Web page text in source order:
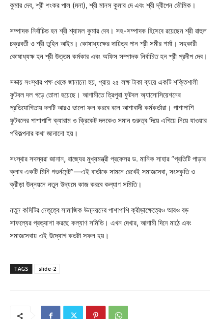
কুমার দেব, শ্রী শংকর পাল (মনা), শ্রী মানস কুমার দে এবং শ্রী দ্বীপেন ভৌমিক।
সম্পাদক নির্বাচিত হন শ্রী শ্যামল কুমার দেব। সহ-সম্পাদক হিসেবে রয়েছেন শ্রী রাহুল
চক্রবর্তী ও শ্রী তুহিন আইচ। কোষাধ্যক্ষের দায়িত্ব পান শ্রী সমীর শর্মা। সহকারী
কোষাধ্যক্ষ হন শ্রী উত্তম কর্মকার এবং অফিস সম্পাদক নির্বাচিত হন শ্রী প্রদীপ দেব।
সভায় সংস্থার পক্ষ থেকে জানানো হয়, প্রায় ২৫ লক্ষ টাকা ব্যয়ে একটি শক্তিশালী
ফুটবল দল গড়ে তোলা হয়েছে। আগামীতে ত্রিপুরা ফুটবল অ্যাসোসিয়েশনের
প্রতিযোগিতায় দলটি আরও ভালো ফল করবে বলে আশাবাদী কর্মকর্তারা। পাশাপাশি
ফুটবলের পাশাপাশি ক্যারাম ও ক্রিকেট দলকেও সমান গুরুত্ব দিয়ে এগিয়ে নিয়ে যাওয়ার
পরিকল্পনার কথা জানানো হয়।
সংস্থার সদস্যরা জানান, রাজ্যের মুখ্যমন্ত্রী প্রফেসর ড. মানিক সাহার “প্রতিটি পাড়ার
ক্লাব একটি মিনি গভর্নমেন্ট”—এই বার্তাকে সামনে রেখেই সমাজসেবা, সংস্কৃতি ও
ক্রীড়া উন্নয়নে নতুন উদ্যমে কাজ করবে কল্যাণ সমিতি।
নতুন কমিটির নেতৃত্বে সামাজিক উন্নয়নের পাশাপাশি ক্রীড়াক্ষেত্রেও আরও বড়
সাফল্যের প্রত্যাশা করছে কল্যাণ সমিতি। এখন দেখার, আগামী দিনে মাঠে এবং
সমাজসেবায় এই উদ্যোগ কতটা সফল হয়।
TAGS slide-2